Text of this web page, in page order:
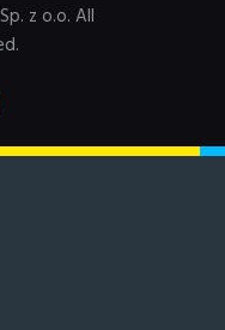
z o.o. All